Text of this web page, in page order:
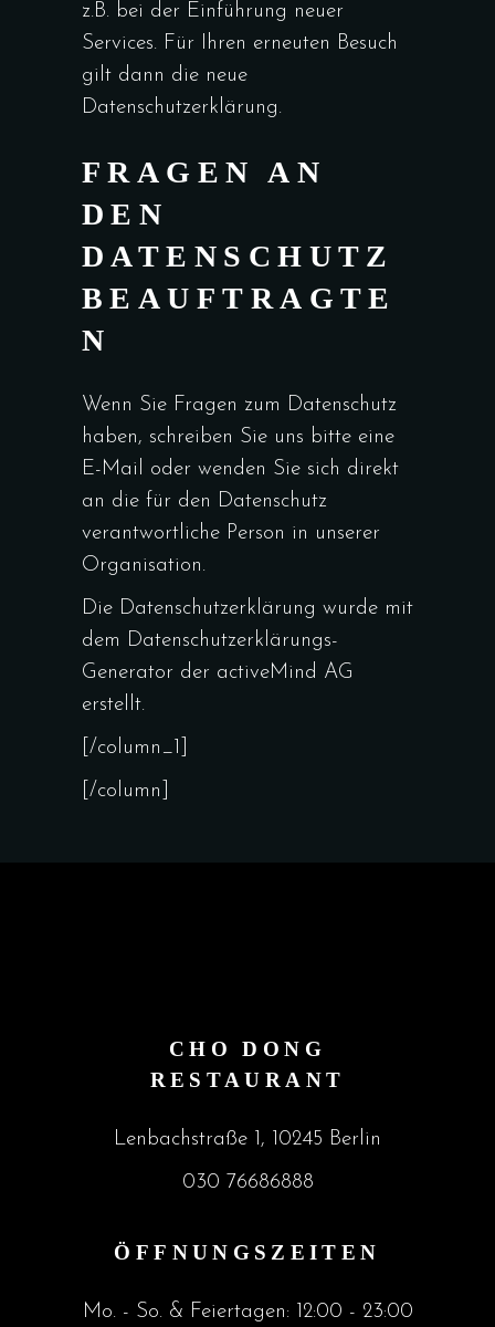
z.B. bei der Einführung neuer
Services. Für Ihren erneuten Besuch
gilt dann die neue
Datenschutzerklärung.
FRAGEN AN
DEN
DATENSCHUTZ
BEAUFTRAGTE
N
Wenn Sie Fragen zum Datenschutz
haben, schreiben Sie uns bitte eine
E-Mail oder wenden Sie sich direkt
an die für den Datenschutz
verantwortliche Person in unserer
Organisation.
Die Datenschutzerklärung wurde mit
dem Datenschutzerklärungs-
Generator der activeMind AG
erstellt.
[/column_1]
[/column]
CHO DONG
RESTAURANT
Lenbachstraße 1, 10245 Berlin
030 76686888
ÖFFNUNGSZEITEN
Mo. - So. & Feiertagen: 12:00 - 23:00